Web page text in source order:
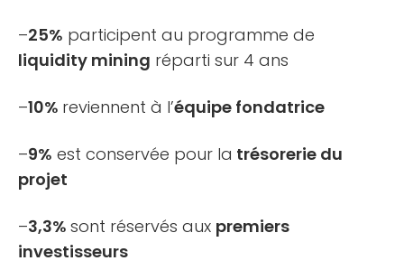
–25% participent au programme de
liquidity mining réparti sur 4 ans
–10% reviennent à l’équipe fondatrice
–9% est conservée pour la trésorerie du
projet
–3,3% sont réservés aux premiers
investisseurs